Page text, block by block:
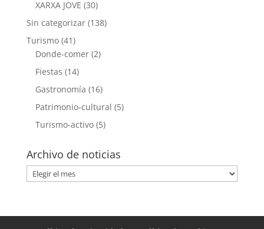
XARXA JOVE (30)
Sin categorizar(138)
Turismo(41)
Donde-comer(2)
Fiestas (14)
Gastronomía (16)
Patrimonio-cultural (5)
Turismo-activo(5)
Archivo de noticias
Archivo
de